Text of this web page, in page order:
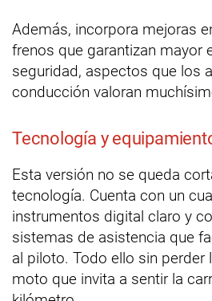
Además, incorpora mejoras
frenos que garantizan mayor
seguridad, aspectos que los
conducción valoran
Tecnología y
Esta versión no se queda
tecnología. Cuenta con un
instrumentos digital claro y
sistemas de asistencia que
al piloto. Todo ello sin perder
moto que invita a sentir la